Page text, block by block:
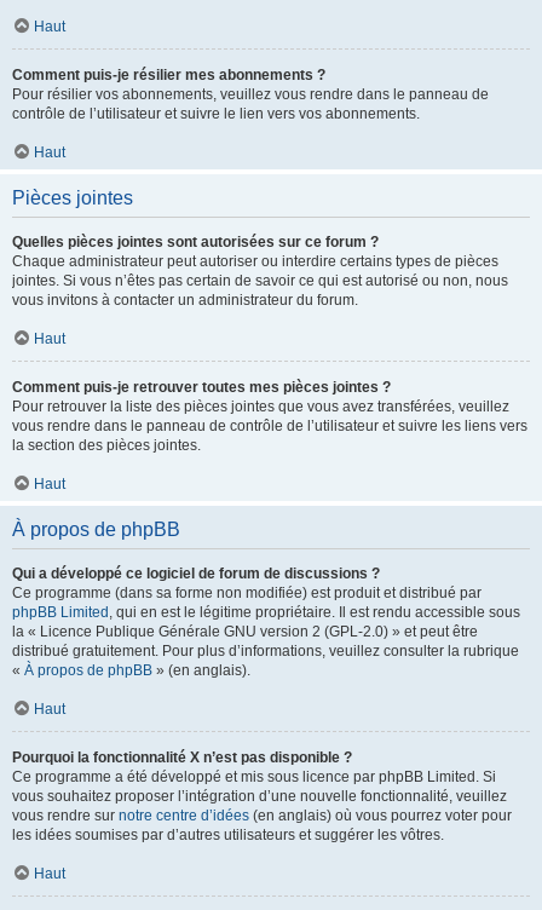
Haut
Comment puis-je résilier mes abonnements ?
Pour résilier vos abonnements, veuillez vous rendre dans le panneau de
contrôle de l’utilisateur et suivre le lien vers vos abonnements.
Haut
Pièces jointes
Quelles pièces jointes sont autorisées sur ce forum ?
Chaque administrateur peut autoriser ou interdire certains types de pièces
jointes. Si vous n’êtes pas certain de savoir ce qui est autorisé ou non, nous
vous invitons à contacter un administrateur du forum.
Haut
Comment puis-je retrouver toutes mes pièces jointes ?
Pour retrouver la liste des pièces jointes que vous avez transférées, veuillez
vous rendre dans le panneau de contrôle de l’utilisateur et suivre les liens vers
la section des pièces jointes.
Haut
À propos de phpBB
Qui a développé ce logiciel de forum de discussions ?
Ce programme (dans sa forme non modifiée) est produit et distribué par
phpBB Limited , qui en est le légitime propriétaire. Il est rendu accessible sous
la « Licence Publique Générale GNU version 2 (GPL-2.0) » et peut être
distribué gratuitement. Pour plus d’informations, veuillez consulter la rubrique
« À propos de phpBB » (en anglais).
Haut
Pourquoi la fonctionnalité X n’est pas disponible ?
Ce programme a été développé et mis sous licence par phpBB Limited. Si
vous souhaitez proposer l’intégration d’une nouvelle fonctionnalité, veuillez
vous rendre sur notre centre d’idées (en anglais) où vous pourrez voter pour
les idées soumises par d’autres utilisateurs et suggérer les vôtres.
Haut